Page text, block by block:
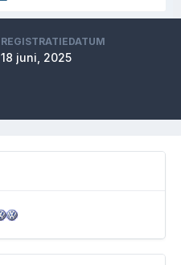
REGISTRATIEDATUM
18 juni, 2025